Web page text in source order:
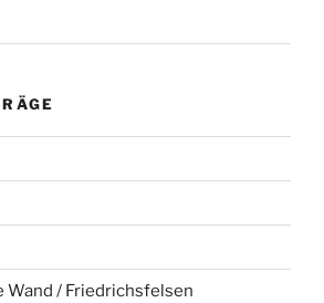
Wand / Friedrichsfelsen